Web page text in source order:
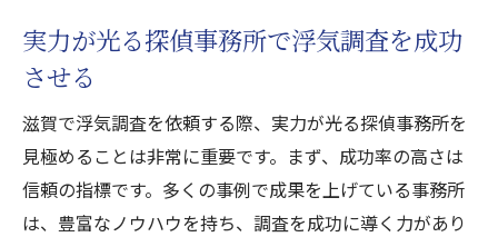
実力が光る探偵事務所で浮気調査を成功
させる
滋賀で浮気調査を依頼する際、実力が光る探偵事務所を
見極めることは非常に重要です。まず、成功率の高さは
信頼の指標です。多くの事例で成果を上げている事務所
は、豊富なノウハウを持ち、調査を成功に導く力があり